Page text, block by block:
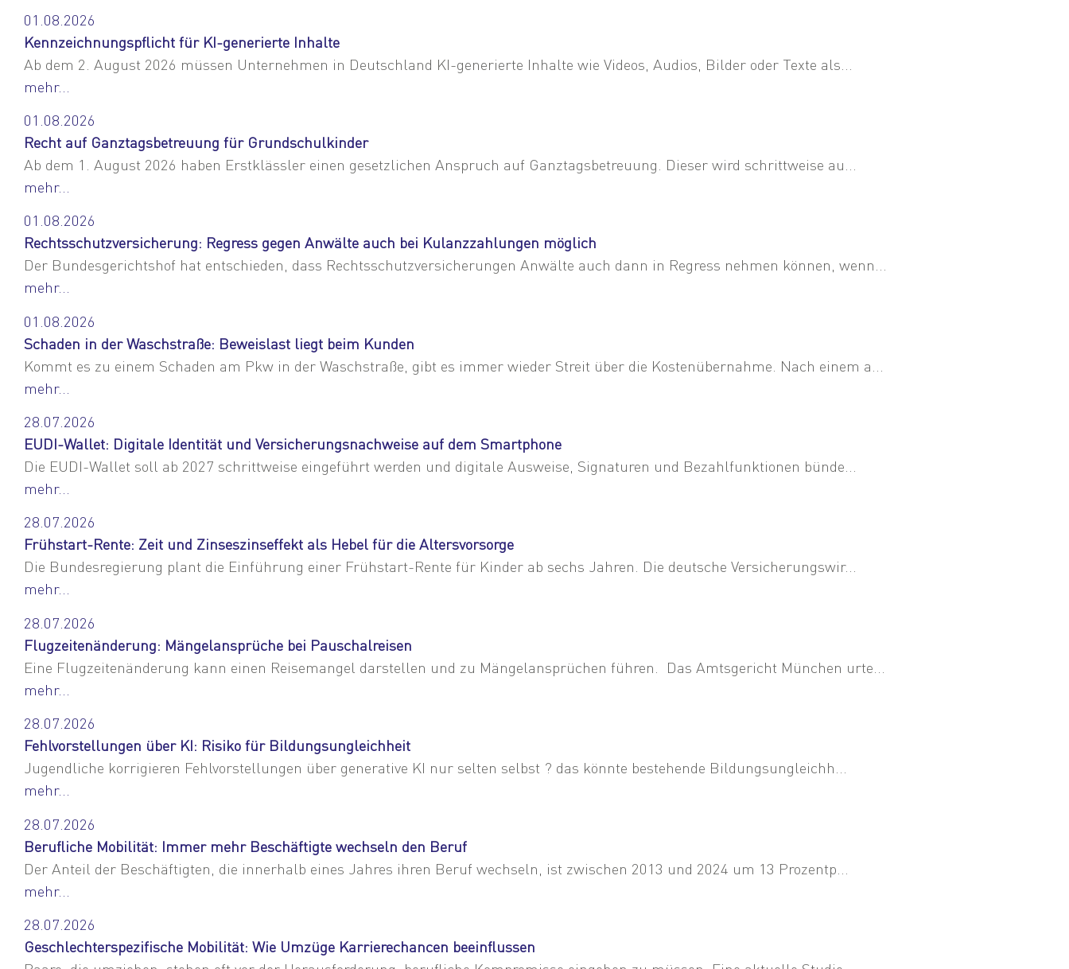
01.08.2026
Kennzeichnungspflicht für KI-generierte Inhalte
Ab dem 2. August 2026 müssen Unternehmen in Deutschland KI-generierte Inhalte wie Videos, Audios, Bilder oder Texte als...
mehr...
01.08.2026
Recht auf Ganztagsbetreuung für Grundschulkinder
Ab dem 1. August 2026 haben Erstklässler einen gesetzlichen Anspruch auf Ganztagsbetreuung. Dieser wird schrittweise au...
mehr...
01.08.2026
Rechtsschutzversicherung: Regress gegen Anwälte auch bei Kulanzzahlungen möglich
Der Bundesgerichtshof hat entschieden, dass Rechtsschutzversicherungen Anwälte auch dann in Regress nehmen können, wenn...
mehr...
01.08.2026
Schaden in der Waschstraße: Beweislast liegt beim Kunden
Kommt es zu einem Schaden am Pkw in der Waschstraße, gibt es immer wieder Streit über die Kostenübernahme. Nach einem a...
mehr...
28.07.2026
EUDI-Wallet: Digitale Identität und Versicherungsnachweise auf dem Smartphone
Die EUDI-Wallet soll ab 2027 schrittweise eingeführt werden und digitale Ausweise, Signaturen und Bezahlfunktionen bünde...
mehr...
28.07.2026
Frühstart-Rente: Zeit und Zinseszinseffekt als Hebel für die Altersvorsorge
Die Bundesregierung plant die Einführung einer Frühstart-Rente für Kinder ab sechs Jahren. Die deutsche Versicherungswir...
mehr...
28.07.2026
Flugzeitenänderung: Mängelansprüche bei Pauschalreisen
Eine Flugzeitenänderung kann einen Reisemangel darstellen und zu Mängelansprüchen führen. Das Amtsgericht München urte...
mehr...
28.07.2026
Fehlvorstellungen über KI: Risiko für Bildungsungleichheit
Jugendliche korrigieren Fehlvorstellungen über generative KI nur selten selbst ? das könnte bestehende Bildungsungleichh...
mehr...
28.07.2026
Berufliche Mobilität: Immer mehr Beschäftigte wechseln den Beruf
Der Anteil der Beschäftigten, die innerhalb eines Jahres ihren Beruf wechseln, ist zwischen 2013 und 2024 um 13 Prozentp...
mehr...
28.07.2026
Geschlechterspezifische Mobilität: Wie Umzüge Karrierechancen beeinflussen